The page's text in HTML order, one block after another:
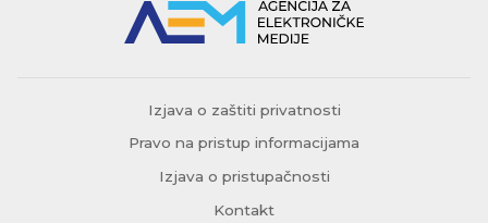
Izjava o zaštiti privatnosti
Pravo na pristup informacijama
Izjava o pristupačnosti
Kontakt